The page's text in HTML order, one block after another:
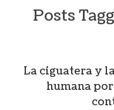
Posts
La ciguatera y
humana